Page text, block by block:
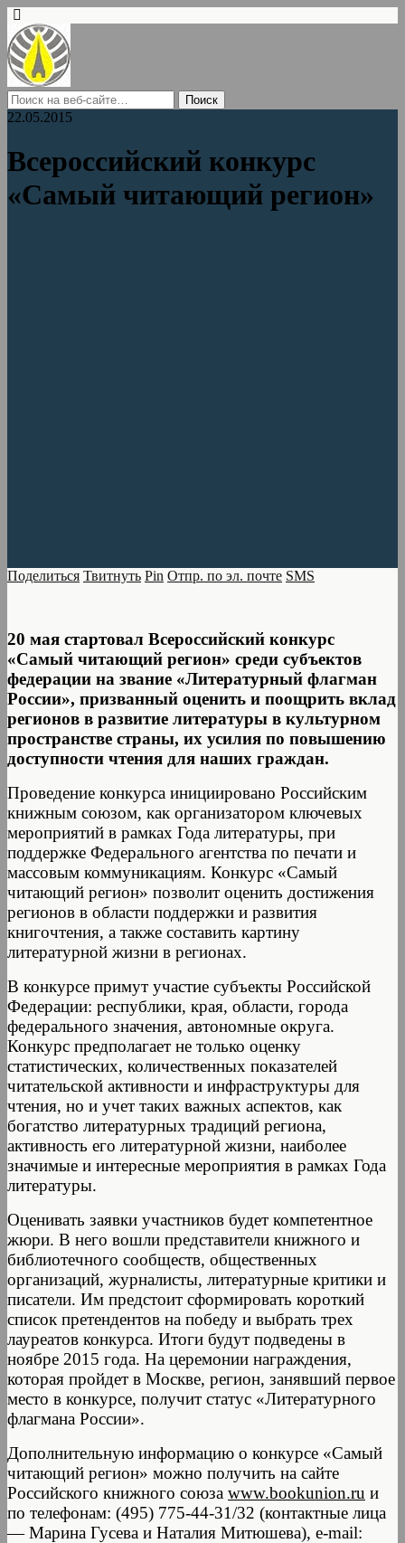
22.05.2015
Всероссийский конкурс
«Самый читающий регион»
Поделиться Твитнуть Pin Отпр. по эл. почте SMS
20 мая стартовал Всероссийский конкурс
«Самый читающий регион» среди субъектов
федерации на звание «Литературный флагман
России», призванный оценить и поощрить вклад
регионов в развитие литературы в культурном
пространстве страны, их усилия по повышению
доступности чтения для наших граждан.
Проведение конкурса инициировано Российским
книжным союзом, как организатором ключевых
мероприятий в рамках Года литературы, при
поддержке Федерального агентства по печати и
массовым коммуникациям. Конкурс «Самый
читающий регион» позволит оценить достижения
регионов в области поддержки и развития
книгочтения, а также составить картину
литературной жизни в регионах.
В конкурсе примут участие субъекты Российской
Федерации: республики, края, области, города
федерального значения, автономные округа.
Конкурс предполагает не только оценку
статистических, количественных показателей
читательской активности и инфраструктуры для
чтения, но и учет таких важных аспектов, как
богатство литературных традиций региона,
активность его литературной жизни, наиболее
значимые и интересные мероприятия в рамках Года
литературы.
Оценивать заявки участников будет компетентное
жюри. В него вошли представители книжного и
библиотечного сообществ, общественных
организаций, журналисты, литературные критики и
писатели. Им предстоит сформировать короткий
список претендентов на победу и выбрать трех
лауреатов конкурса. Итоги будут подведены в
ноябре 2015 года. На церемонии награждения,
которая пройдет в Москве, регион, занявший первое
место в конкурсе, получит статус «Литературного
флагмана России».
Дополнительную информацию о конкурсе «Самый
читающий регион» можно получить на сайте
Российского книжного союза www.bookunion.ru и
по телефонам: (495) 775-44-31/32 (контактные лица
— Марина Гусева и Наталия Митюшева), e-mail: